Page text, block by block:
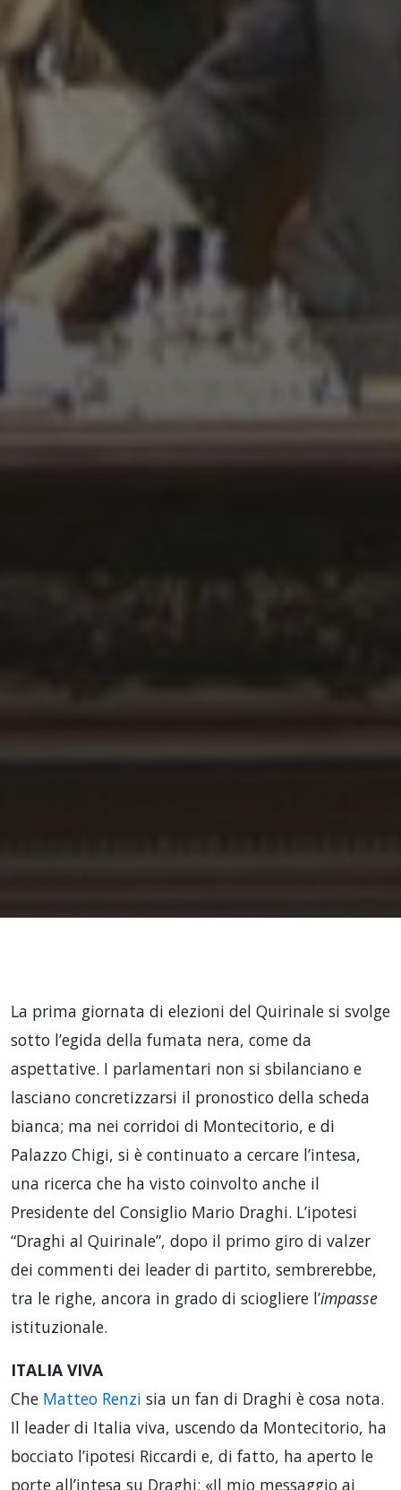
La prima giornata di elezioni del Quirinale si svolge
sotto l’egida della fumata nera, come da
aspettative. I parlamentari non si sbilanciano e
lasciano concretizzarsi il pronostico della scheda
bianca; ma nei corridoi di Montecitorio, e di
Palazzo Chigi, si è continuato a cercare l’intesa,
una ricerca che ha visto coinvolto anche il
Presidente del Consiglio Mario Draghi. L’ipotesi
“Draghi al Quirinale”, dopo il primo giro di valzer
dei commenti dei leader di partito, sembrerebbe,
tra le righe, ancora in grado di sciogliere l’impasse
istituzionale.
ITALIA VIVA
Che Matteo Renzi sia un fan di Draghi è cosa nota.
Il leader di Italia viva, uscendo da Montecitorio, ha
bocciato l’ipotesi Riccardi e, di fatto, ha aperto le
porte all’intesa su Draghi: «Il mio messaggio ai